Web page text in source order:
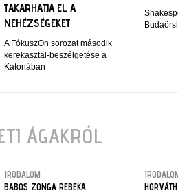
TAKARHATJA EL A
NEHÉZSÉGEKET
A FókuszOn sorozat második
kerekasztal-beszélgetése a
Katonában
ÁGAKRÓL
IRODALOM
BABOS ZONGA REBEKA